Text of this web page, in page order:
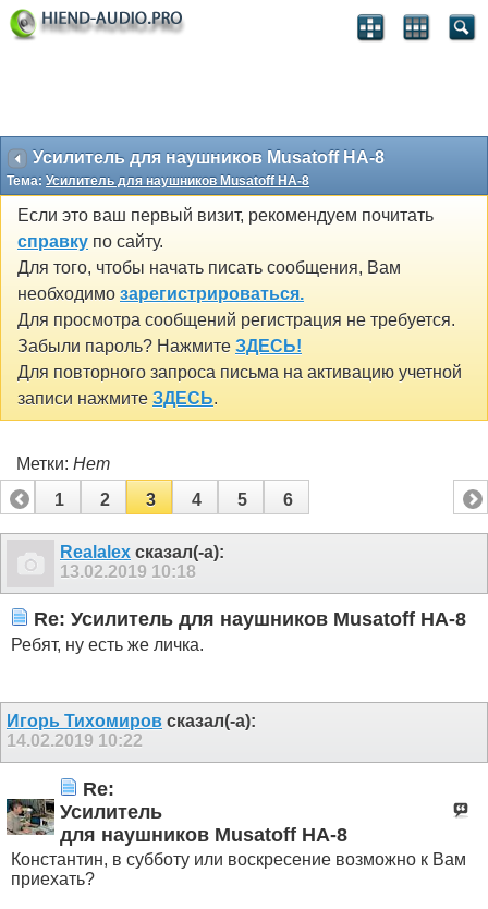
Усилитель для наушников Musatoff HA-8
Тема: Усилитель для наушников Musatoff HA-8
Если это ваш первый визит, рекомендуем почитать
справку по сайту.
Для того, чтобы начать писать сообщения, Вам
необходимо зарегистрироваться.
Для просмотра сообщений регистрация не требуется.
Забыли пароль? Нажмите ЗДЕСЬ!
Для повторного запроса письма на активацию учетной
записи нажмите ЗДЕСЬ.
Метки: Нет
1
2 3 4 5 6
Realalex сказал(-а):
13.02.2019 10:18
Re: Усилитель для наушников Musatoff HA-8
Ребят, ну есть же личка.
Игорь Тихомиров сказал(-а):
14.02.2019 10:22
Re:
Усилитель
для наушников Musatoff HA-8
Константин, в субботу или воскресение возможно к Вам
приехать?